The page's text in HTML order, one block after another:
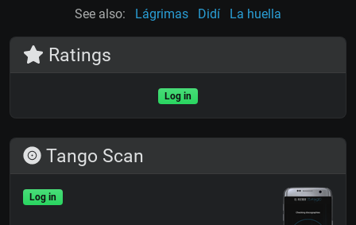
See also: Lágrimas Didí La huella
Ratings
Log in
Tango Scan
Log in